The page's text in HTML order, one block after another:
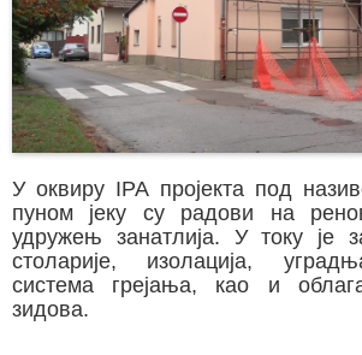
У оквиру IPA пројекта под
пуном јеку су радови на
удружењ занатлија. У току је
столарије, изолација,
система грејања, као и
зидова.